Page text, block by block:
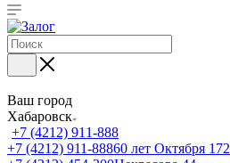
Ваш город
Хабаровск
+7 (4212) 911-888
+7 (4212) 911-88860 лет Октября 172